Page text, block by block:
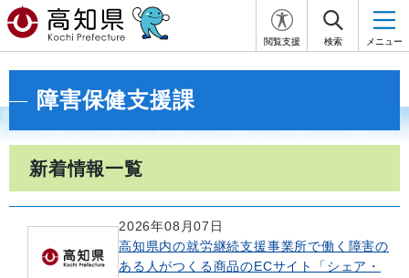
閲覧支援 検索 メニュー
障害保健支援課
新着情報一覧
2026年08月07日
高知県内の就労継続支援事業所で働く障害の
ある人がつくる商品のECサイト「シェア・